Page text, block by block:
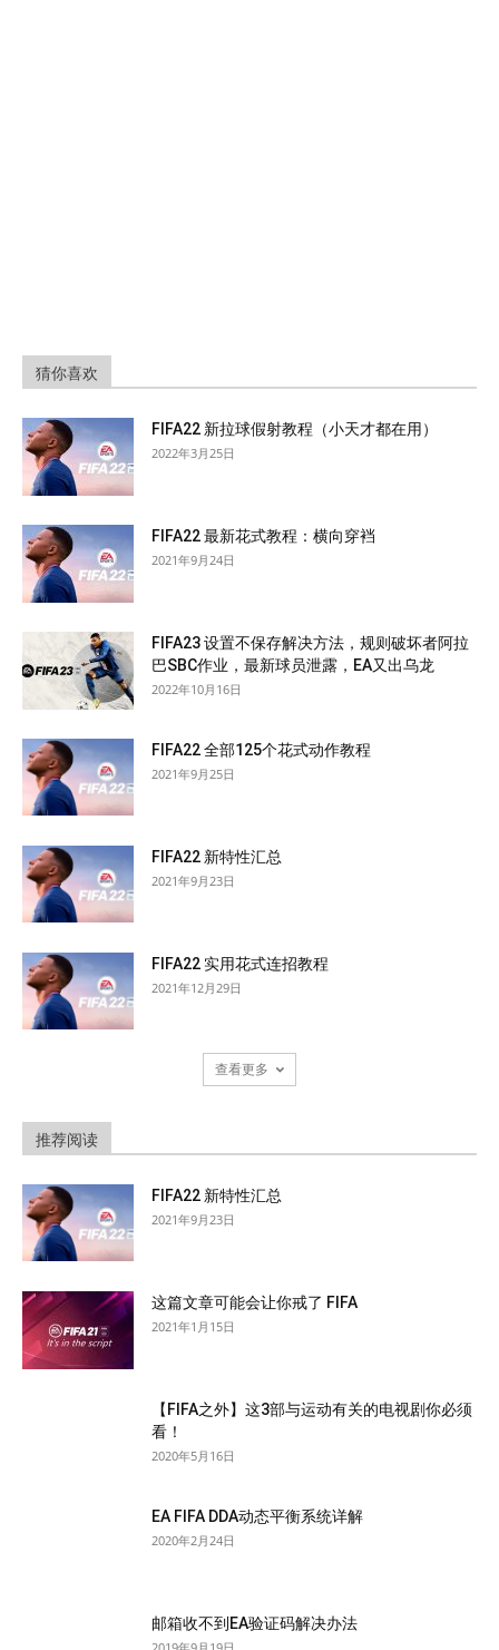
猜你喜欢
FIFA22 新拉球假射教程（小天才都在用）
2022年3月25日
FIFA22 最新花式教程：横向穿裆
2021年9月24日
FIFA23 设置不保存解决方法，规则破坏者阿拉
巴SBC作业，最新球员泄露，EA又出乌龙
2022年10月16日
FIFA22 全部125个花式动作教程
2021年9月25日
FIFA22 新特性汇总
2021年9月23日
FIFA22 实用花式连招教程
2021年12月29日
查看更多
推荐阅读
FIFA22 新特性汇总
2021年9月23日
这篇文章可能会让你戒了 FIFA
2021年1月15日
【FIFA之外】这3部与运动有关的电视剧你必须
看！
2020年5月16日
EA FIFA DDA动态平衡系统详解
2020年2月24日
邮箱收不到EA验证码解决办法